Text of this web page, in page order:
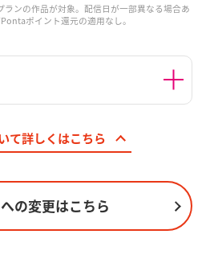
ンの作品が対象。配信日が一部異なる場合あ
ポイント還元の適用なし。
て詳しくはこちら
の変更はこちら